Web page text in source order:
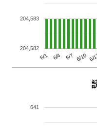
6/1 6/4 6/7 6/10 6/
204,582
204,583
641